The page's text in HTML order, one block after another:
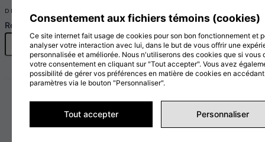
DESIGN
Consentement aux fichiers témoins (cookies)
Ce site internet fait usage de cookies pour son bon fonctionnement et
analyser votre interaction avec lui, dans le but de vous offrir une
personnalisée et améliorée. Nous n'utiliserons des cookies que si vous
votre consentement en cliquant sur "Tout accepter". Vous avez
possibilité de gérer vos préférences en matière de cookies en
paramètres via le bouton "Personnaliser".
Tout accepter Personnaliser
Rechercher